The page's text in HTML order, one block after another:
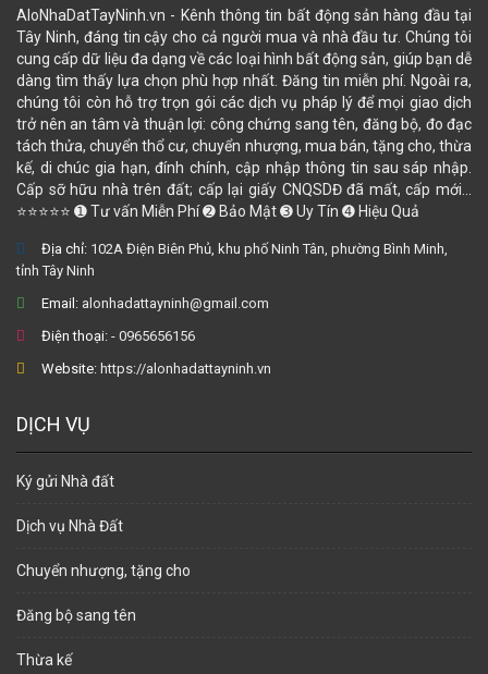
AloNhaDatTayNinh.vn - Kênh thông tin bất động sản hàng đầu tại
Tây Ninh, đáng tin cậy cho cả người mua và nhà đầu tư. Chúng tôi
cung cấp dữ liệu đa dạng về các loại hình bất động sản, giúp bạn dễ
dàng tìm thấy lựa chọn phù hợp nhất. Đăng tin miễn phí. Ngoài ra,
chúng tôi còn hỗ trợ trọn gói các dịch vụ pháp lý để mọi giao dịch
trở nên an tâm và thuận lợi: công chứng sang tên, đăng bộ, đo đạc
tách thửa, chuyển thổ cư, chuyển nhượng, mua bán, tặng cho, thừa
kế, di chúc gia hạn, đính chính, cập nhập thông tin sau sáp nhập.
Cấp sỡ hữu nhà trên đất; cấp lại giấy CNQSDĐ đã mất, cấp mới...
⭐⭐⭐⭐⭐ ➊ Tư vấn Miễn Phí ➋ Bảo Mật ➌ Uy Tín ➍ Hiệu Quả
Địa chỉ: 102A Điện Biên Phủ, khu phố Ninh Tân, phường Bình Minh,
tỉnh Tây Ninh
Email: alonhadattayninh@gmail.com
Điện thoại: - 0965656156
Website: https://alonhadattayninh.vn
DỊCH VỤ
Ký gửi Nhà đất
Dịch vụ Nhà Đất
Chuyển nhượng, tặng cho
Đăng bộ sang tên
Thừa kế